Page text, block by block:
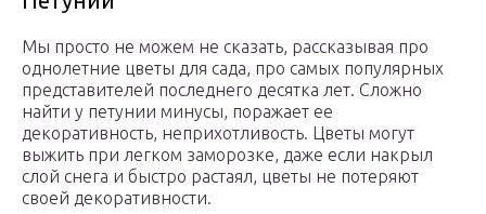
Мы просто не можем не сказать, рассказывая про
однолетние цветы для сада, про самых популярных
представителей последнего десятка лет. Сложно
найти у петунии минусы, поражает ее
декоративность, неприхотливость. Цветы могут
выжить при легком заморозке, даже если накрыл
слой снега и быстро растаял, цветы не потеряют
своей декоративности.